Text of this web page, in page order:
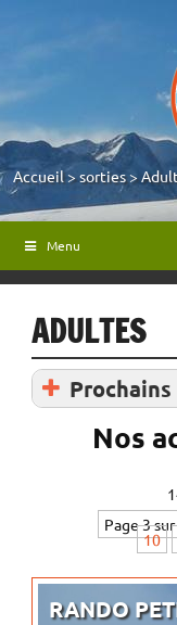
Accueil>sorties>
Menu
ADULTES
Nos
Page 3
10
RANDO